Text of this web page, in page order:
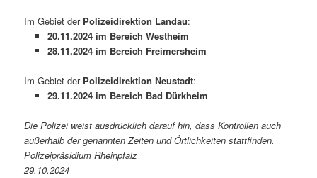
Im Gebiet der Polizeidirektion Landau:
20.11.2024 im Bereich Westheim
28.11.2024 im Bereich Freimersheim
Im Gebiet der Polizeidirektion Neustadt:
29.11.2024 im Bereich Bad Dürkheim
Die Polizei weist ausdrücklich darauf hin, dass Kontrollen auch
außerhalb der genannten Zeiten und Örtlichkeiten stattfinden.
Polizeipräsidium Rheinpfalz
29.10.2024